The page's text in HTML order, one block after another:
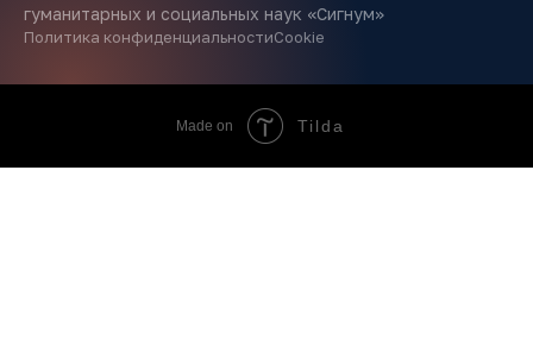
гуманитарных и социальных наук «Сигнум»
Политика конфиденциальностиCookie
Made on Tilda